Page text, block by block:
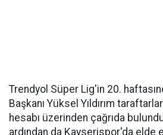
Trendyol Süper Lig'in 20.
Başkanı Yüksel Yıldırım
hesabı üzerinden çağrıda
ardından da Kayserispor'da elde